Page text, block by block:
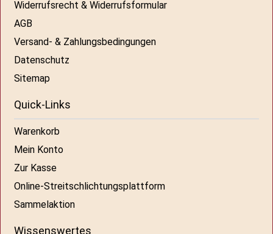
Widerrufsrecht & Widerrufsformular
AGB
Versand- & Zahlungsbedingungen
Datenschutz
Sitemap
Quick-Links
Warenkorb
Mein Konto
Zur Kasse
Online-Streitschlichtungsplattform
Sammelaktion
Wissenswertes